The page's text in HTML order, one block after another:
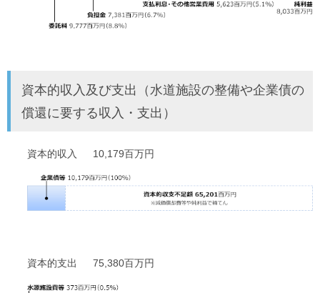
資本的収入及び支出（水道施設の整備や企業債の
償還に要する収入・支出）
資本的収入 10,179百万円
資本的支出 75,380百万円